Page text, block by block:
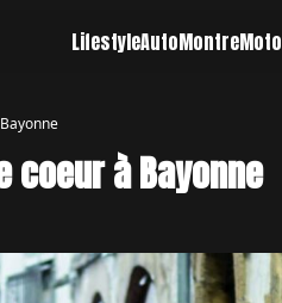
LifestyleAutoMontreMoto
coeur à Bayonne